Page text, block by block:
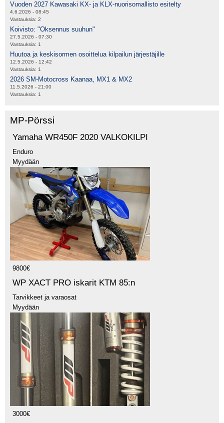
Vuoden 2027 Kawasaki KX- ja KLX-nuorisomallisto esitelty
4.6.2026 - 08:45
Vastauksia: 2
Koivisto: "Oksennus suuhun"
27.5.2026 - 07:30
Vastauksia: 1
Huutoa ja keskisormen osoittelua kilpailun järjestäjille
12.5.2026 - 12:42
Vastauksia: 1
2026 SM-Motocross Kaanaa, MX1 & MX2
11.5.2026 - 21:00
Vastauksia: 1
MP-Pörssi
Yamaha WR450F 2020 VALKOKILPI
Enduro
Myydään
9800€
WP XACT PRO iskarit KTM 85:n
Tarvikkeet ja varaosat
Myydään
3000€